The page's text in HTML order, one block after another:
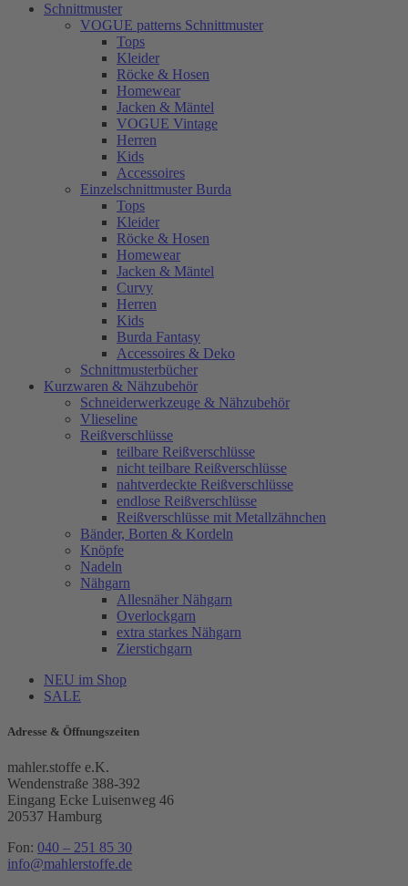
Schnittmuster
VOGUE patterns Schnittmuster
Tops
Kleider
Röcke & Hosen
Homewear
Jacken & Mäntel
VOGUE Vintage
Herren
Kids
Accessoires
Einzelschnittmuster Burda
Tops
Kleider
Röcke & Hosen
Homewear
Jacken & Mäntel
Curvy
Herren
Kids
Burda Fantasy
Accessoires & Deko
Schnittmusterbücher
Kurzwaren & Nähzubehör
Schneiderwerkzeuge & Nähzubehör
Vlieseline
Reißverschlüsse
teilbare Reißverschlüsse
nicht teilbare Reißverschlüsse
nahtverdeckte Reißverschlüsse
endlose Reißverschlüsse
Reißverschlüsse mit Metallzähnchen
Bänder, Borten & Kordeln
Knöpfe
Nadeln
Nähgarn
Allesnäher Nähgarn
Overlockgarn
extra starkes Nähgarn
Zierstichgarn
NEU im Shop
SALE
Adresse & Öffnungszeiten
mahler.stoffe e.K.
Wendenstraße 388-392
Eingang Ecke Luisenweg 46
20537 Hamburg
Fon: 040 – 251 85 30
info@mahlerstoffe.de